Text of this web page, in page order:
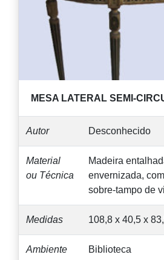
MESA LATERAL SEMI-
Autor Desconhecido
Material
ou Técnica
Madeira
envernizada,
sobre-tampo de
Medidas 108,8 x 40,5 x
Ambiente Biblioteca